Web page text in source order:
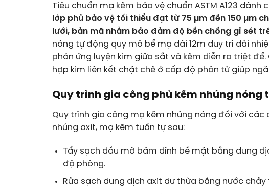
Tiêu chuẩn mạ kẽm bảo vệ chuẩn ASTM A123 dành
lớp phủ bảo vệ tối thiểu đạt từ 75 µm đến 150 µm
lưới, bản mã nhằm bảo đảm độ bền chống gỉ sét
nóng tự động quy mô bể mạ dài 12m duy trì dải
phản ứng luyện kim giữa sắt và kẽm diễn ra triệt
hợp kim liên kết chặt chẽ ở cấp độ phân tử giúp
Quy trình gia công phủ kẽm nhúng nóng
Quy trình gia công mạ kẽm nhúng nóng đối với
nhúng axit, mạ kẽm tuần tự sau:
Tẩy sạch dầu mỡ bám dính bề mặt bằng dung
độ phòng.
Rửa sạch dung dịch axit dư thừa bằng nước